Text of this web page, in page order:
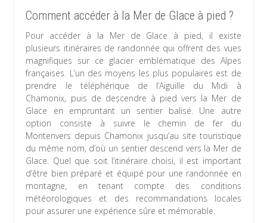
Comment accéder à la Mer de Glace à pied ?
Pour accéder à la Mer de Glace à pied, il existe
plusieurs itinéraires de randonnée qui offrent des vues
magnifiques sur ce glacier emblématique des Alpes
françaises. L’un des moyens les plus populaires est de
prendre le téléphérique de l’Aiguille du Midi à
Chamonix, puis de descendre à pied vers la Mer de
Glace en empruntant un sentier balisé. Une autre
option consiste à suivre le chemin de fer du
Montenvers depuis Chamonix jusqu’au site touristique
du même nom, d’où un sentier descend vers la Mer de
Glace. Quel que soit l’itinéraire choisi, il est important
d’être bien préparé et équipé pour une randonnée en
montagne, en tenant compte des conditions
météorologiques et des recommandations locales
pour assurer une expérience sûre et mémorable.